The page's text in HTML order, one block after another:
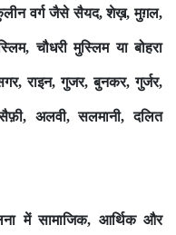
वर्ग जैसे सैयद, शेख़, मुग़ल,
चौधरी मुस्लिम या बोहरा
राइन, गुजर, बुनकर, गुर्जर,
अलवी, सलमानी, दलित
में सामाजिक, आर्थिक और